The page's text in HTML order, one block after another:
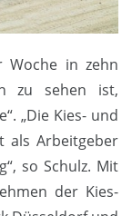
Woche in zehn
zu sehen ist,
„Die Kies- und
als Arbeitgeber
so Schulz. Mit
der Kies-